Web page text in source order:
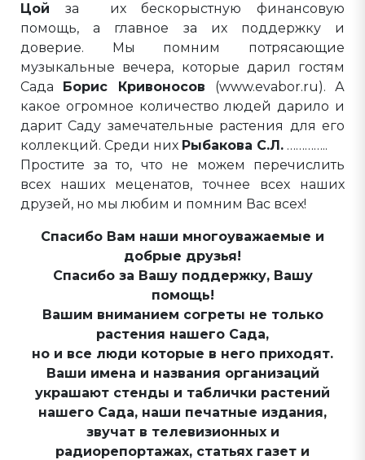
Цой за
их бескорыстную финансовую
помощь, а главное за их поддержку и
доверие. Мы помним потрясающие
музыкальные вечера, которые дарил гостям
Сада Борис Кривоносов (www.evabor.ru). А
какое огромное количество людей дарило и
дарит Саду замечательные растения для его
коллекций. Среди них Рыбакова С.Л. …………..
Простите за то, что не можем перечислить
всех наших меценатов, точнее всех наших
друзей, но мы любим и помним Вас всех!
Спасибо Вам наши многоуважаемые и
добрые друзья!
Спасибо за Вашу поддержку, Вашу
помощь!
Вашим вниманием согреты не только
растения нашего Сада,
но и все люди которые в него приходят.
Ваши имена и названия организаций
украшают стенды и таблички растений
нашего Сада, наши печатные издания,
звучат в телевизионных и
радиорепортажах, статьях газет и